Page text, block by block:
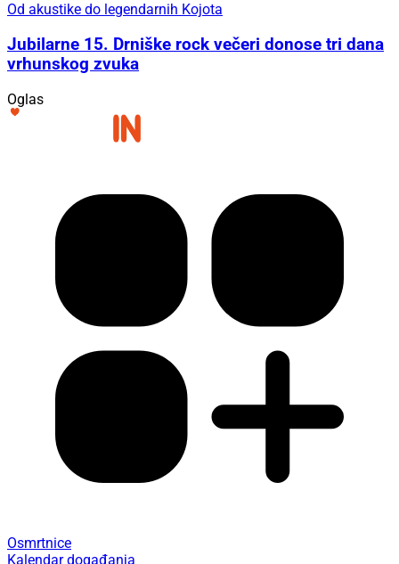
Od akustike do legendarnih Kojota
Jubilarne 15. Drniške rock večeri donose tri dana
vrhunskog zvuka
Oglas
Osmrtnice
Kalendar događanja